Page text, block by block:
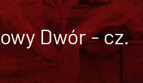
Dwór - cz.